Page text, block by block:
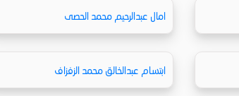
امال عبدالرحيم محمد الحصى
ابتسام عبدالخالق محمد الزفزاف